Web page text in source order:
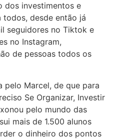
dos investimentos e
todos, desde então já
seguidores no Tiktok e
no Instagram,
de pessoas todos os
pelo Marcel, de que para
Se Organizar, Investir
pelo mundo das
mais de 1.500 alunos
o dinheiro dos pontos